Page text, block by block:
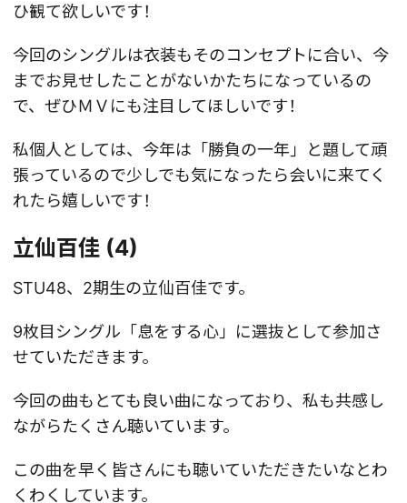
ひ観て欲しいです！
今回のシングルは衣装もそのコンセプトに合い、今
までお見せしたことがないかたちになっているの
で、ぜひＭＶにも注目してほしいです！
私個人としては、今年は「勝負の一年」と題して頑
張っているので少しでも気になったら会いに来てく
れたら嬉しいです！
立仙百佳 (4)
STU48、2期生の立仙百佳です。
9枚目シングル「息をする心」に選抜として参加さ
せていただきます。
今回の曲もとても良い曲になっており、私も共感し
ながらたくさん聴いています。
この曲を早く皆さんにも聴いていただきたいなとわ
くわくしています。